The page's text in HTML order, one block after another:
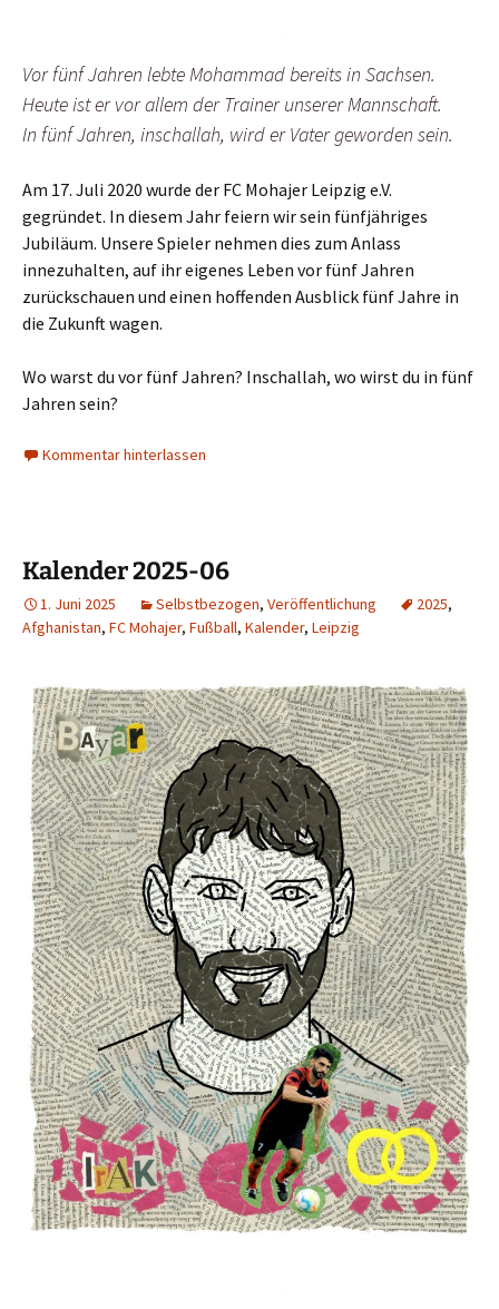
Vor fünf Jahren lebte Mohammad bereits in Sachsen.
Heute ist er vor allem der Trainer unserer Mannschaft.
In fünf Jahren, inschallah, wird er Vater geworden sein.
Am 17. Juli 2020 wurde der FC Mohajer Leipzig e.V.
gegründet. In diesem Jahr feiern wir sein fünfjähriges
Jubiläum. Unsere Spieler nehmen dies zum Anlass
innezuhalten, auf ihr eigenes Leben vor fünf Jahren
zurückschauen und einen hoffenden Ausblick fünf Jahre in
die Zukunft wagen.
Wo warst du vor fünf Jahren? Inschallah, wo wirst du in fünf
Jahren sein?
Kommentar hinterlassen
Kalender 2025-06
1. Juni 2025 Selbstbezogen, Veröffentlichung 2025,
Afghanistan, FC Mohajer, Fußball, Kalender, Leipzig